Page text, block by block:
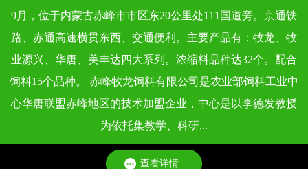
依据《饲料卫生标准》（GB 13078 - 2017）及各类专项标准，
不同类型动物饲料的质量标准，会根据动物生理特点、生长阶
9月，位于内蒙古赤峰市市区东20公里处111国道旁。京通铁
路、赤通高速横贯东西、交通便利。主要产品有：牧龙、牧
业源兴、华唐、美丰达四大系列。浓缩料品种达32个。配合
饲料15个品种。 赤峰牧龙饲料有限公司是农业部饲料工业中
心华唐联盟赤峰地区的技术加盟企业，中心是以李德发教授
为依托集教学、科研...
查看详情